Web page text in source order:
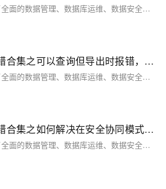
阿里云数据管理DMS提供了全面的数据管理、数据库运维、数据安全、数据迁移与同步等功能，助力企业高效、安全地进行数据库管理和运维工作。以下是DMS产品使用合集的详细介绍。
数据管理DMS操作报错合集之可以查询但导出时报错，是什么原因
阿里云数据管理DMS提供了全面的数据管理、数据库运维、数据安全、数据迁移与同步等功能，助力企业高效、安全地进行数据库管理和运维工作。以下是DMS产品使用合集的详细介绍。
数据管理DMS操作报错合集之如何解决在安全协同模式中遇到报错：在安全规则中没有找到这个ID
阿里云数据管理DMS提供了全面的数据管理、数据库运维、数据安全、数据迁移与同步等功能，助力企业高效、安全地进行数据库管理和运维工作。以下是DMS产品使用合集的详细介绍。